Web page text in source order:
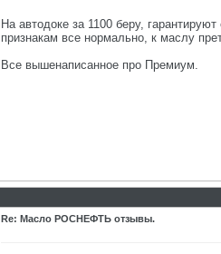
На автодоке за 1100 беру,
признакам все нормально, к маслу
Все вышенаписанное про Премиум.
Re: Масло РОСНЕФТЬ отзывы.